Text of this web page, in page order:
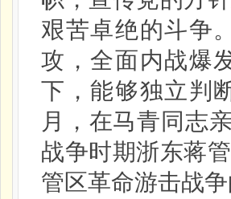
艰苦卓绝的斗争
攻，全面内战爆
下，能够独立判
月，在马青同志
战争时期浙东蒋
管区革命游击战